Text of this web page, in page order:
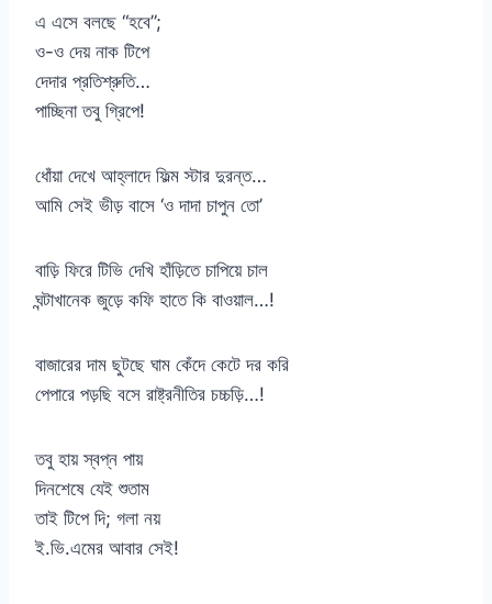
এ এসে বলছে “হবে”;
ও-ও দেয় নাক টিপে
দেদার প্রতিশ্রুতি…
পাচ্ছিনা তবু গ্রিপে!
ধোঁয়া দেখে আহ্লাদে ফিল্ম স্টার দুরন্ত…
আমি সেই ভীড় বাসে ‘ও দাদা চাপুন তো’
বাড়ি ফিরে টিভি দেখি হাঁড়িতে চাপিয়ে চাল
ঘন্টাখানেক জুড়ে কফি হাতে কি বাওয়াল…!
বাজারের দাম ছুটছে ঘাম কেঁদে কেটে দর করি
পেপারে পড়ছি বসে রাষ্ট্রনীতির চচ্চড়ি…!
তবু হায় স্বপ্ন পায়
দিনশেষে যেই শুতাম
তাই টিপে দি; গলা নয়
ই.ভি.এমের আবার সেই!